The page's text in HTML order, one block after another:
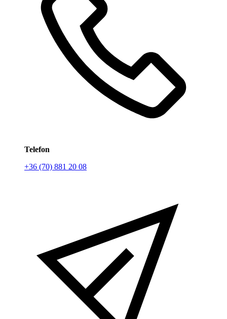
Telefon
+36 (70) 881 20 08